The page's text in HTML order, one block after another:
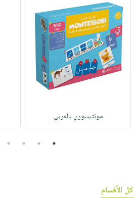
مونتيسوري بالعربي
1
2
3
4
كل الأقسام